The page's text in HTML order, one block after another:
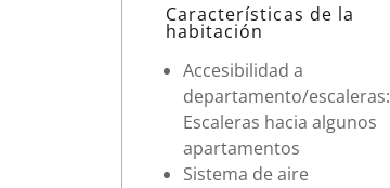
Características de la
habitación
Accesibilidad a
departamento/escaleras:
Escaleras hacia algunos
apartamentos
Sistema de aire